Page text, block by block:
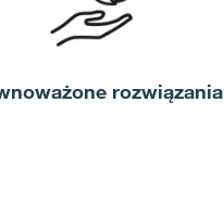
rozwiązania